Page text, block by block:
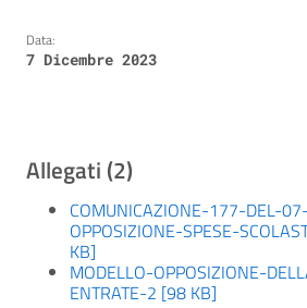
Data:
7 Dicembre 2023
Allegati (2)
COMUNICAZIONE-177-DEL-
OPPOSIZIONE-SPESE-
KB]
MODELLO-OPPOSIZIONE-
ENTRATE-2 [98 KB]